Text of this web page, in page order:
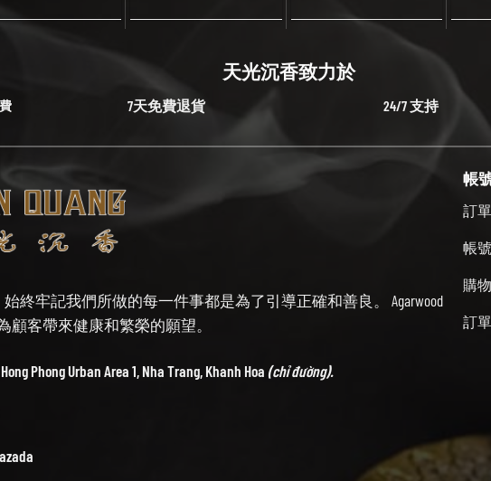
天光沉香致力於
7天免費退貨 24/7 支持
，始終牢記我們所做的每一件事都是為了引導正確和善良。 Agarwood
顧客帶來健康和繁榮的願望。
Phong Urban Area 1, Nha Trang, Khanh Hoa (chỉ đường).
帳
訂單
帳號
購
訂